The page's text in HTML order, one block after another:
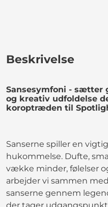
Beskrivelse
Sansesymfoni - sætter
og kreativ udfoldelse
koroptræden til
Sanserne spiller en
hukommelse. Dufte,
vække minder, følelser
arbejder vi sammen
sanserne gennem
der tager